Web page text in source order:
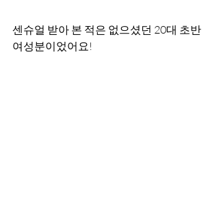
센슈얼 받아 본 적은 없으셨던 20대 초반
여성분이었어요!